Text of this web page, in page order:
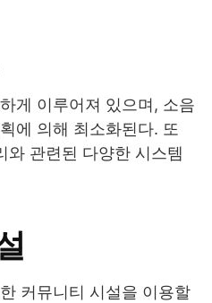
게 이루어져 있으며, 소음
에 의해 최소화된다. 또
와 관련된 다양한 시스템
커뮤니티 시설을 이용할